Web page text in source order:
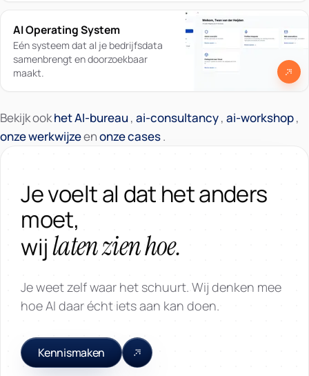
AI Operating System
Eén systeem dat al je bedrijfsdata
samenbrengt en doorzoekbaar
maakt.
Bekijk ookhet AI-bureau, ai-consultancy, ai-workshop,
onze werkwijzeenonze cases.
Je voelt al dat het anders
moet,
wijlaten zien hoe.
Je weet zelf waar het schuurt. Wij denken mee
hoe AI daar écht iets aan kan doen.
Kennismaken